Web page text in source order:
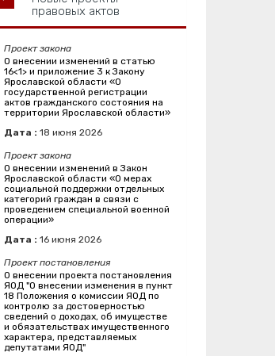
правовых актов
Проект закона
О внесении изменений в статью
16<1> и приложение 3 к Закону
Ярославской области «О
государственной регистрации
актов гражданского состояния на
территории Ярославской области»
Дата : 18 июня 2026
Проект закона
О внесении изменений в Закон
Ярославской области «О мерах
социальной поддержки отдельных
категорий граждан в связи с
проведением специальной военной
операции»
Дата : 16 июня 2026
Проект постановления
О внесении проекта постановления
ЯОД "О внесении изменения в пункт
18 Положения о комиссии ЯОД по
контролю за достоверностью
сведений о доходах, об имуществе
и обязательствах имущественного
характера, представляемых
депутатами ЯОД"